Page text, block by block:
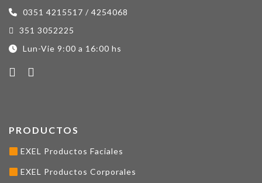
0351 4215517 / 4254068
351 3052225
Lun-Vie 9:00 a 16:00 hs
PRODUCTOS
EXEL Productos Faciales
EXEL Productos Corporales